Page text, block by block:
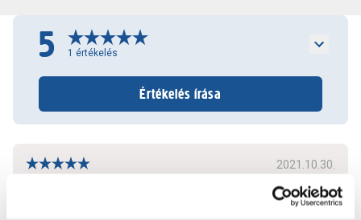
5 1 értékelés
Értékelés írása
2021.10.30.